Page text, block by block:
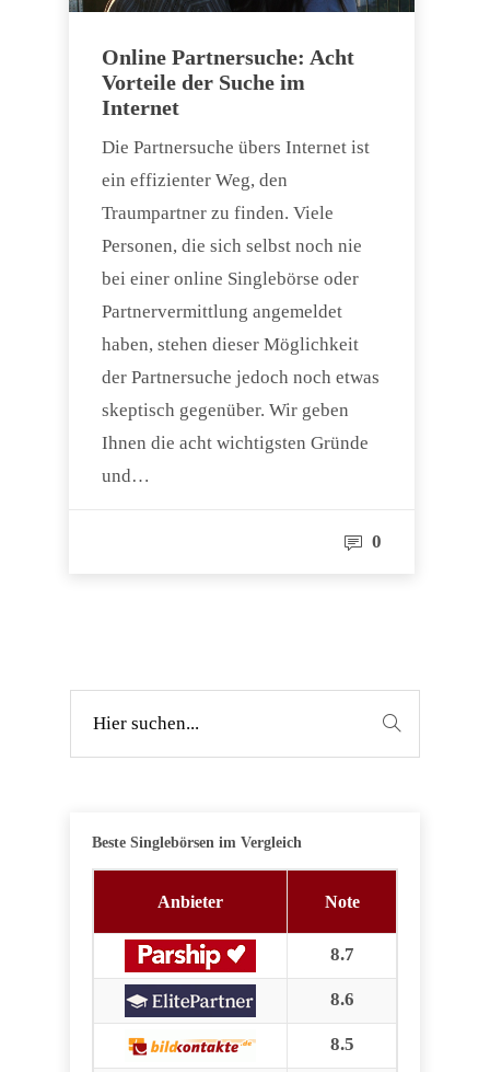
Online Partnersuche: Acht
Vorteile der Suche im
Internet
Die Partnersuche übers Internet ist
ein effizienter Weg, den
Traumpartner zu finden. Viele
Personen, die sich selbst noch nie
bei einer online Singlebörse oder
Partnervermittlung angemeldet
haben, stehen dieser Möglichkeit
der Partnersuche jedoch noch etwas
skeptisch gegenüber. Wir geben
Ihnen die acht wichtigsten Gründe
und…
0
Beste Singlebörsen im Vergleich
Anbieter Note
8.7
8.6
8.5